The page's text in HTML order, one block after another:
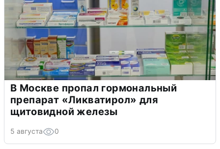
В Москве пропал гормональный
препарат «Ликватирол» для
щитовидной железы
5 августа 0